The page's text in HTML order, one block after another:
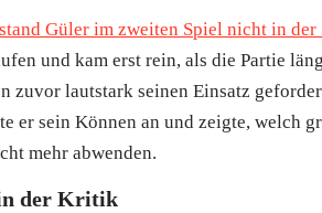
Güler im zweiten Spiel nicht in der
und kam erst rein, als die Partie
zuvor lautstark seinen Einsatz
er sein Können an und zeigte, welch
mehr abwenden.
der Kritik